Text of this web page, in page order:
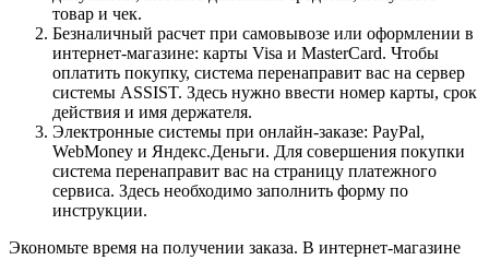
товар и чек.
Безналичный расчет при самовывозе или оформлении в
интернет-магазине: карты Visa и MasterCard. Чтобы
оплатить покупку, система перенаправит вас на сервер
системы ASSIST. Здесь нужно ввести номер карты, срок
действия и имя держателя.
Электронные системы при онлайн-заказе: PayPal,
WebMoney и Яндекс.Деньги. Для совершения покупки
система перенаправит вас на страницу платежного
сервиса. Здесь необходимо заполнить форму по
инструкции.
Экономьте время на получении заказа. В интернет-магазине